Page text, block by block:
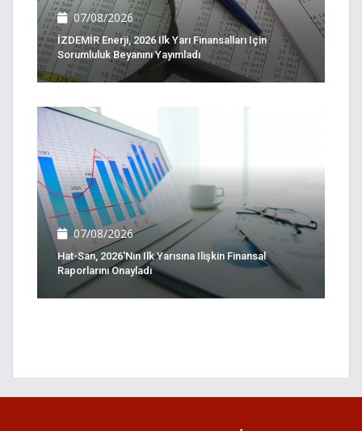
07/08/2026
İZDEMİR Enerji, 2026 Ilk Yarı Finansalları Için
Sorumluluk Beyanını Yayımladı
07/08/2026
Hat-San, 2026'nın Ilk Yarısına Ilişkin Finansal
Raporlarını Onayladı